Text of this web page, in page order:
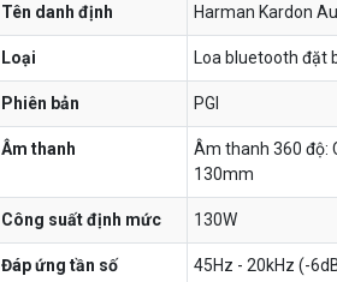
Tên danh định Harman Kardon
Loại Loa bluetooth đặt
Phiên bản PGI
Âm thanh
Âm thanh 360 độ:
130mm
Công suất định mức 130W
Đáp ứng tần số 45Hz - 20kHz (-